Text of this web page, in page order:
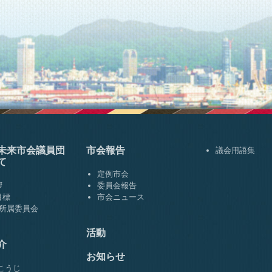
来市会議員団
標
属委員会
うじ
市会報告
定例市会
委員会報告
市会ニュース
活動
お知らせ
議会用語集